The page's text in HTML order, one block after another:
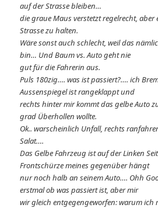
auf der Strasse bleiben…
die graue Maus verstetzt regelrecht,
Strasse zu halten.
Wäre sonst auch schlecht, weil das
bin… Und Baum vs. Auto geht nie
gut für die Fahrerin aus.
Puls 180zig…. was ist passiert?…. ich
Aussenspiegel ist rangeklappt und
rechts hinter mir kommt das gelbe Auto
grad Überhollen wollte.
Ok.. warscheinlich Unfall, rechts
Salat….
Das Gelbe Fahrzeug ist auf der Linken
Frontschürze meines gegenüber hängt
nur noch halb an seinem Auto…. Ohh
erstmal ob was passiert ist, aber mir
wir gleich entgegengeworfen: warum ich